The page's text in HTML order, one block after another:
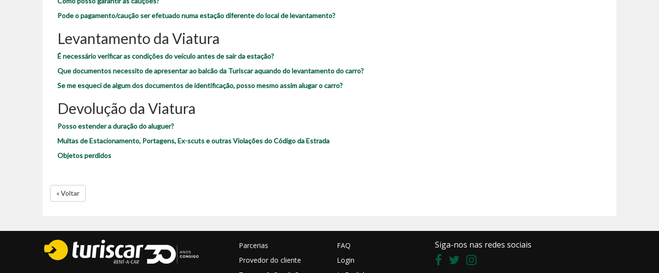
Pode o pagamento/caução ser efetuado numa estação diferente do local de levantamento?
Levantamento da Viatura
É necessário verificar as condições do veículo antes de sair da estação?
Que documentos necessito de apresentar ao balcão da Turiscar aquando do levantamento do carro?
Se me esqueci de algum dos documentos de identificação, posso mesmo assim alugar o carro?
Devolução da Viatura
Posso estender a duração do aluguer?
Multas de Estacionamento, Portagens, Ex-scuts e outras Violações do Código da Estrada
Objetos perdidos
« Voltar
Parcerias
Provedor do cliente
FAQ
Login
Siga-nos nas redes sociais